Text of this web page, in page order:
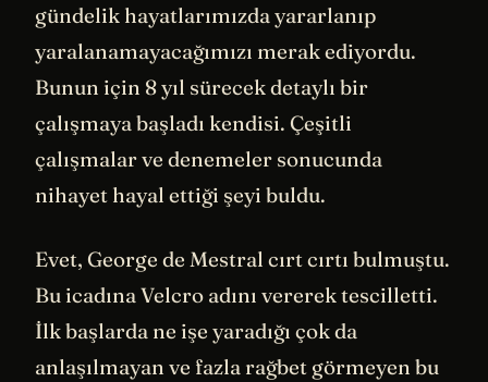
gündelik hayatlarımızda yararlanıp
yaralanamayacağımızı merak ediyordu.
Bunun için 8 yıl sürecek detaylı bir
çalışmaya başladı kendisi. Çeşitli
çalışmalar ve denemeler sonucunda
nihayet hayal ettiği şeyi buldu.
Evet, George de Mestral cırt cırtı bulmuştu.
Bu icadına Velcro adını vererek tescilletti.
İlk başlarda ne işe yaradığı çok da
anlaşılmayan ve fazla rağbet görmeyen bu